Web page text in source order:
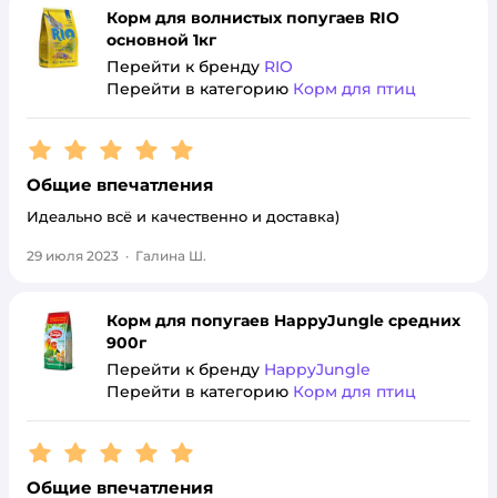
Корм для волнистых попугаев RIO
основной 1кг
Перейти к бренду RIO
Перейти в категорию Корм для птиц
Рейтинг:5
Общие впечатления
Идеально всё и качественно и доставка)
29 июля 2023 · Галина Ш.
Корм для попугаев HappyJungle средних
900г
Перейти к бренду HappyJungle
Перейти в категорию Корм для птиц
Рейтинг:5
Общие впечатления